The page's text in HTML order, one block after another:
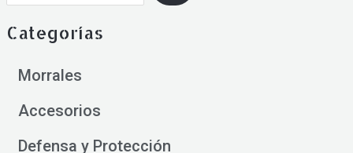
Categorías
Morrales
Accesorios
Defensa y Protección